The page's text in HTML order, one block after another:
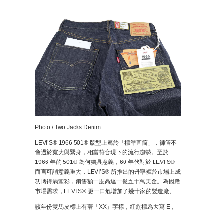
Photo / Two Jacks Denim
LEVI’S® 1966 501® 版型上屬於「標準直筒」，褲管不
會過於寬大與緊身，相當符合現下的流行趨勢。至於
1966 年的 501® 為何獨具意義，60 年代對於 LEVI’S®
而言可謂意義重大，LEVI’S® 所推出的丹寧褲於市場上成
功博得滿堂彩，銷售額一度高達一億五千萬美金。為因應
市場需求，LEVI’S® 更一口氣增加了幾十家的製造廠。
該年份雙馬皮標上有著「XX」字樣，紅旗標為大寫 E，